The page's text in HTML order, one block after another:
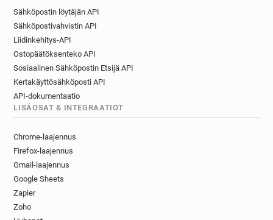
Sähköpostin löytäjän API
Sähköpostivahvistin API
Liidinkehitys-API
Ostopäätöksenteko API
Sosiaalinen Sähköpostin Etsijä API
Kertakäyttösähköposti API
API-dokumentaatio
LISÄOSAT & INTEGRAATIOT
Chrome-laajennus
Firefox-laajennus
Gmail-laajennus
Google Sheets
Zapier
Zoho